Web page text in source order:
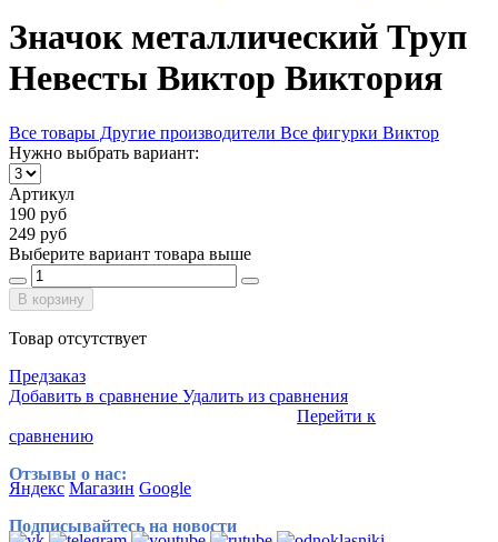
Значок металлический Труп
Невесты Виктор Виктория
Все товары Другие производители Все фигурки Виктор
Нужно выбрать вариант:
Артикул
190 руб
249 руб
Выберите вариант товара выше
В корзину
Товар отсутствует
Предзаказ
Добавить в сравнение Удалить из сравнения
Перейти к
сравнению
Отзывы о нас:
Яндекс Магазин Google
Подписывайтесь на новости